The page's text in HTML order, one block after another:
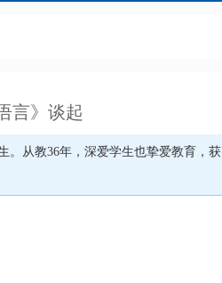
言》谈起
。从教36年，深爱学生也挚爱教育，获